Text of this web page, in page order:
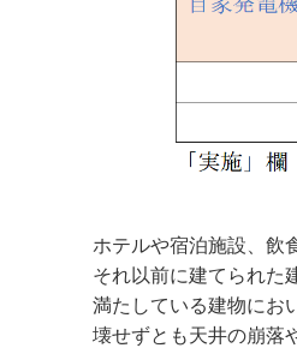
ホテルや宿泊施設、飲
それ以前に建てられた
満たしている建物にお
壊せずとも天井の崩落